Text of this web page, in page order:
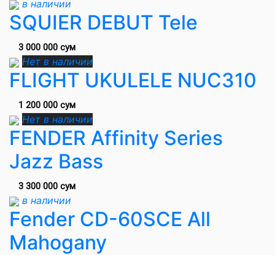
в наличии
SQUIER DEBUT Tele
3 000 000 сум
Нет в наличии
FLIGHT UKULELE NUC310
1 200 000 сум
Нет в наличии
FENDER Affinity Series
Jazz Bass
3 300 000 сум
в наличии
Fender CD-60SCE All
Mahogany